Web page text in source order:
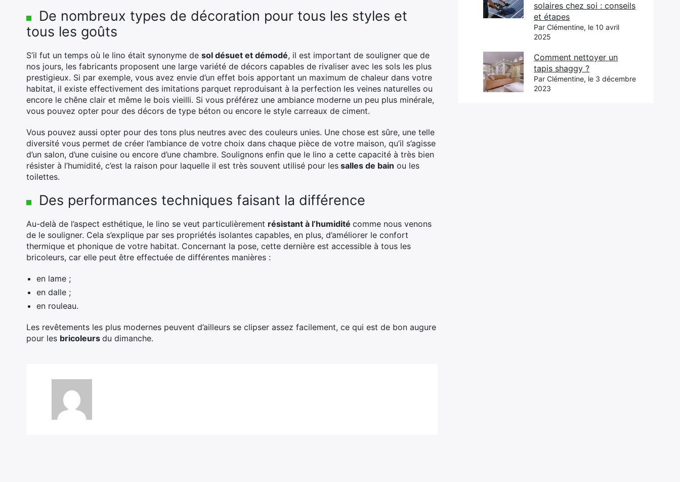
De nombreux types de décoration pour tous les styles et
tous les goûts
S’il fut un temps où le lino était synonyme de sol désuet et démodé, il est important de souligner que de
nos jours, les fabricants proposent une large variété de décors capables de rivaliser avec les sols les plus
prestigieux. Si par exemple, vous avez envie d’un effet bois apportant un maximum de chaleur dans votre
habitat, il existe effectivement des imitations parquet reproduisant à la perfection les veines naturelles ou
encore le chêne clair et même le bois vieilli. Si vous préférez une ambiance moderne un peu plus minérale,
vous pouvez opter pour des décors de type béton ou encore le style carreaux de ciment.
Vous pouvez aussi opter pour des tons plus neutres avec des couleurs unies. Une chose est sûre, une telle
diversité vous permet de créer l’ambiance de votre choix dans chaque pièce de votre maison, qu’il s’agisse
d’un salon, d’une cuisine ou encore d’une chambre. Soulignons enfin que le lino a cette capacité à très bien
résister à l’humidité, c’est la raison pour laquelle il est très souvent utilisé pour les salles de bain ou les
toilettes.
Des performances techniques faisant la différence
Au-delà de l’aspect esthétique, le lino se veut particulièrement résistant à l’humidité comme nous venons
de le souligner. Cela s’explique par ses propriétés isolantes capables, en plus, d’améliorer le confort
thermique et phonique de votre habitat. Concernant la pose, cette dernière est accessible à tous les
bricoleurs, car elle peut être effectuée de différentes manières :
en lame ;
en dalle ;
en rouleau.
Les revêtements les plus modernes peuvent d’ailleurs se clipser assez facilement, ce qui est de bon augure
pour les bricoleurs du dimanche.
solaires chez soi : conseils
et étapes
Par Clémentine, le 10 avril
2025
Comment nettoyer un
tapis shaggy ?
Par Clémentine, le 3 décembre
2023